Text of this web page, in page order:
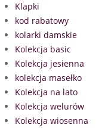
Klapki
kod rabatowy
kolarki damskie
Kolekcja basic
Kolekcja jesienna
kolekcja masełko
Kolekcja na lato
Kolekcja welurów
Kolekcja wiosenna